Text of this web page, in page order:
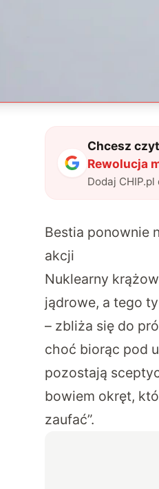
Chcesz
Rewolucja
Dodaj
Bestia ponownie
akcji
Nuklearny
jądrowe, a tego
– zbliża się do
choć biorąc pod
pozostają
bowiem okręt,
zaufać”.